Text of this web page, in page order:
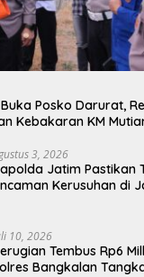
Posko Darurat,
Kebakaran KM
3, 2026
Jatim Pastikan
Kerusuhan di
10, 2026
Tembus Rp6
Bangkalan